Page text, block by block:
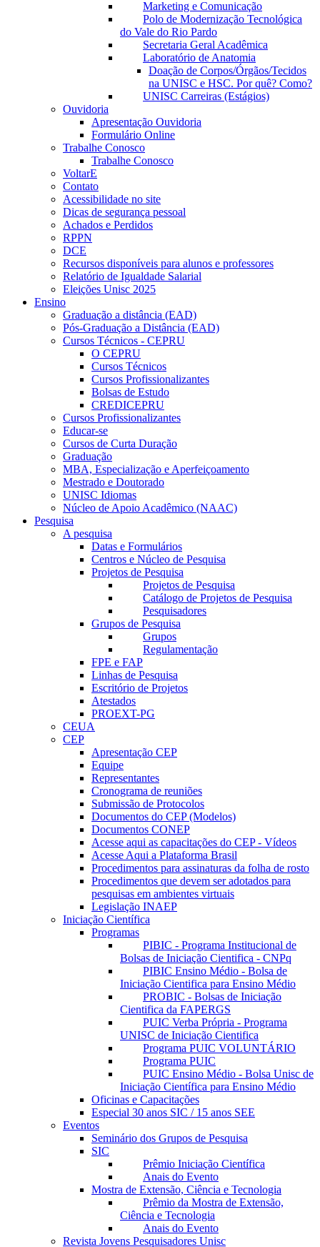
Marketing e Comunicação
Polo de Modernização Tecnológica
do Vale do Rio Pardo
Secretaria Geral Acadêmica
Laboratório de Anatomia
Doação de Corpos/Órgãos/Tecidos
na UNISC e HSC. Por quê? Como?
UNISC Carreiras (Estágios)
Ouvidoria
Apresentação Ouvidoria
Formulário Online
Trabalhe Conosco
Trabalhe Conosco
VoltarE
Contato
Acessibilidade no site
Dicas de segurança pessoal
Achados e Perdidos
RPPN
DCE
Recursos disponíveis para alunos e professores
Relatório de Igualdade Salarial
Eleições Unisc 2025
Ensino
Graduação a distância (EAD)
Pós-Graduação a Distância (EAD)
Cursos Técnicos - CEPRU
O CEPRU
Cursos Técnicos
Cursos Profissionalizantes
Bolsas de Estudo
CREDICEPRU
Cursos Profissionalizantes
Educar-se
Cursos de Curta Duração
Graduação
MBA, Especialização e Aperfeiçoamento
Mestrado e Doutorado
UNISC Idiomas
Núcleo de Apoio Acadêmico (NAAC)
Pesquisa
A pesquisa
Datas e Formulários
Centros e Núcleo de Pesquisa
Projetos de Pesquisa
Projetos de Pesquisa
Catálogo de Projetos de Pesquisa
Pesquisadores
Grupos de Pesquisa
Grupos
Regulamentação
FPE e FAP
Linhas de Pesquisa
Escritório de Projetos
Atestados
PROEXT-PG
CEUA
CEP
Apresentação CEP
Equipe
Representantes
Cronograma de reuniões
Submissão de Protocolos
Documentos do CEP (Modelos)
Documentos CONEP
Acesse aqui as capacitações do CEP - Vídeos
Acesse Aqui a Plataforma Brasil
Procedimentos para assinaturas da folha de rosto
Procedimentos que devem ser adotados para
pesquisas em ambientes virtuais
Legislação INAEP
Iniciação Científica
Programas
PIBIC - Programa Institucional de
Bolsas de Iniciação Cientifica - CNPq
PIBIC Ensino Médio - Bolsa de
Iniciação Cientifica para Ensino Médio
PROBIC - Bolsas de Iniciação
Cientifica da FAPERGS
PUIC Verba Própria - Programa
UNISC de Iniciação Cientifica
Programa PUIC VOLUNTÁRIO
Programa PUIC
PUIC Ensino Médio - Bolsa Unisc de
Iniciação Científica para Ensino Médio
Oficinas e Capacitações
Especial 30 anos SIC / 15 anos SEE
Eventos
Seminário dos Grupos de Pesquisa
SIC
Prêmio Iniciação Científica
Anais do Evento
Mostra de Extensão, Ciência e Tecnologia
Prêmio da Mostra de Extensão,
Ciência e Tecnologia
Anais do Evento
Revista Jovens Pesquisadores Unisc